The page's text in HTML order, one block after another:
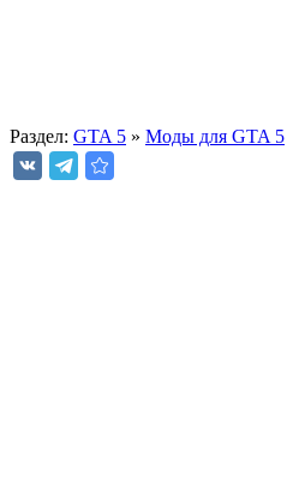
Раздел: GTA 5 » Моды для GTA 5